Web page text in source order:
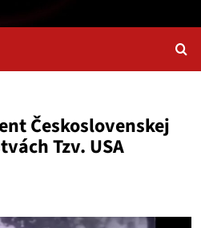
Československej
Tzv. USA